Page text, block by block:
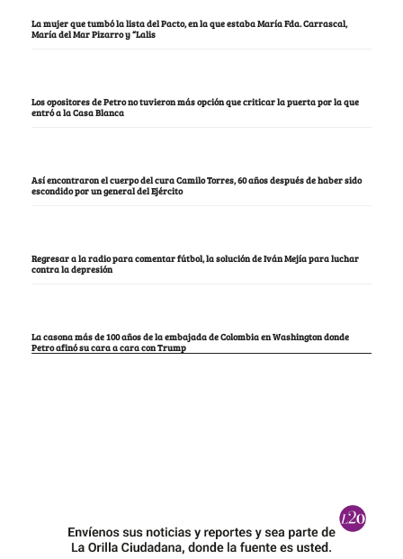
La mujer que tumbó la lista del Pacto, en la que estaba María Fda. Carrascal,
María del Mar Pizarro y “Lalis
Los opositores de Petro no tuvieron más opción que criticar la puerta por la que
entró a la Casa Blanca
Así encontraron el cuerpo del cura Camilo Torres, 60 años después de haber sido
escondido por un general del Ejército
Regresar a la radio para comentar fútbol, la solución de Iván Mejía para luchar
contra la depresión
La casona más de 100 años de la embajada de Colombia en Washington donde
Petro afinó su cara a cara con Trump